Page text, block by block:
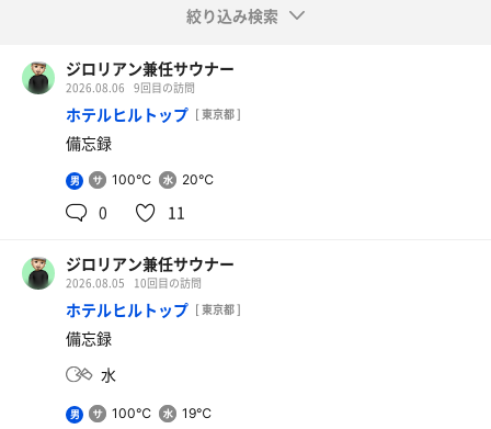
絞り込み検索
ジロリアン兼任サウナー
2026.08.06 9回目の訪問
ホテルヒルトップ [ 東京都 ]
備忘録
男 100℃ 20℃
0 11
ジロリアン兼任サウナー
2026.08.05 10回目の訪問
ホテルヒルトップ [ 東京都 ]
備忘録
水
男 100℃ 19℃